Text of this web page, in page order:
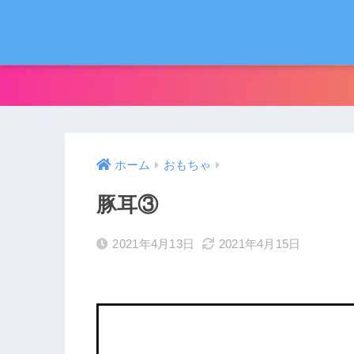
ホーム おもちゃ
豚耳③
2021年4月13日 2021年4月15日